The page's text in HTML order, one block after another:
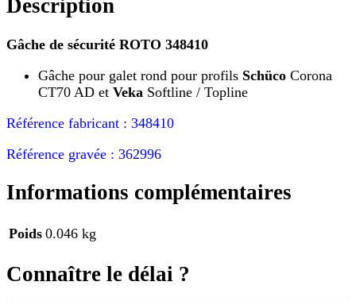
Description
Gâche de sécurité ROTO 348410
Gâche pour galet rond pour profils Schüco Corona
CT70 AD et Veka Softline / Topline
Référence fabricant : 348410
Référence gravée : 362996
Informations complémentaires
Poids 0.046 kg
Connaître le délai ?